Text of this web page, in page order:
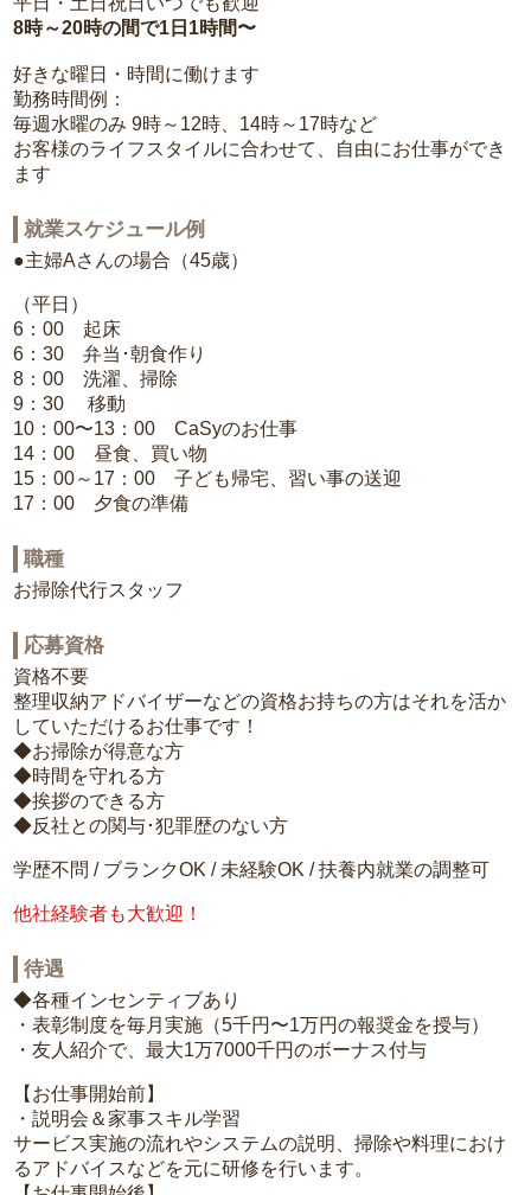
8時～20時の間で1日1時間〜
好きな曜日・時間に働けます
勤務時間例：
毎週水曜のみ 9時～12時、14時～17時など
お客様のライフスタイルに合わせて、自由にお仕事ができ
ます
就業スケジュール例
●主婦Aさんの場合（45歳）
（平日）
6：00 起床
6：30 弁当･朝食作り
8：00 洗濯、掃除
9：30 移動
10：00〜13：00 CaSyのお仕事
14：00 昼食、買い物
15：00～17：00 子ども帰宅、習い事の送迎
17：00 夕食の準備
職種
お掃除代行スタッフ
応募資格
資格不要
整理収納アドバイザーなどの資格お持ちの方はそれを活か
していただけるお仕事です！
◆お掃除が得意な方
◆時間を守れる方
◆挨拶のできる方
◆反社との関与･犯罪歴のない方
学歴不問 / ブランクOK / 未経験OK / 扶養内就業の調整可
他社経験者も大歓迎！
待遇
◆各種インセンティブあり
・表彰制度を毎月実施（5千円〜1万円の報奨金を授与）
・友人紹介で、最大1万7000千円のボーナス付与
【お仕事開始前】
・説明会＆家事スキル学習
サービス実施の流れやシステムの説明、掃除や料理におけ
るアドバイスなどを元に研修を行います。